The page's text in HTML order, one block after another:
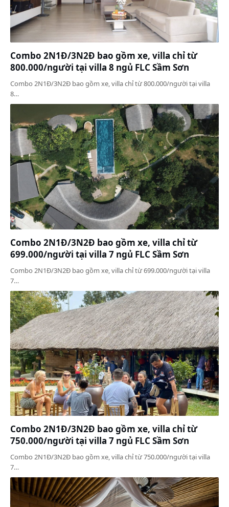
Combo 2N1Đ/3N2Đ bao gồm xe, villa chỉ từ
800.000/người tại villa 8 ngủ FLC Sầm Sơn
Combo 2N1Đ/3N2Đ bao gồm xe, villa chỉ từ 800.000/người tại villa
8…
Combo 2N1Đ/3N2Đ bao gồm xe, villa chỉ từ
699.000/người tại villa 7 ngủ FLC Sầm Sơn
Combo 2N1Đ/3N2Đ bao gồm xe, villa chỉ từ 699.000/người tại villa
7…
Combo 2N1Đ/3N2Đ bao gồm xe, villa chỉ từ
750.000/người tại villa 7 ngủ FLC Sầm Sơn
Combo 2N1Đ/3N2Đ bao gồm xe, villa chỉ từ 750.000/người tại villa
7…